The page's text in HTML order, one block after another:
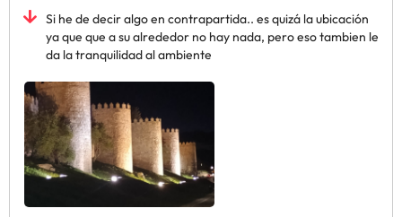
Si he de decir algo en contrapartida.. es quizá la ubicación
ya que que a su alrededor no hay nada, pero eso tambien le
da la tranquilidad al ambiente